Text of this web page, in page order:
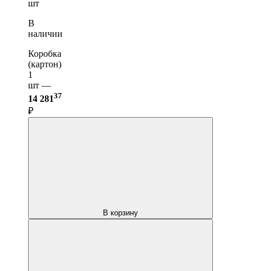
шт
В
наличии
Коробка
(картон)
1
шт —
14 28137
₽
В корзину